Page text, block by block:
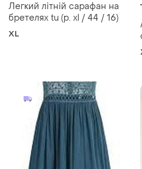
Легкий літній сарафан на
бретелях tu (р. xl / 44 / 16)
XL